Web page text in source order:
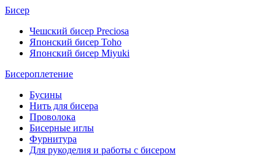
Бисер
Чешский бисер Preciosa
Японский бисер Toho
Японский бисер Miyuki
Бисероплетение
Бусины
Нить для бисера
Проволока
Бисерные иглы
Фурнитура
Для рукоделия и работы с бисером